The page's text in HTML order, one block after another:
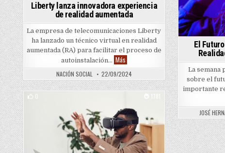
Liberty lanza innovadora experiencia
de realidad aumentada
La empresa de telecomunicaciones Liberty
ha lanzado un técnico virtual en realidad
aumentada (RA) para facilitar el proceso de
autoinstalación… MásLiberty lanza innovadora experiencia de
NACIÓN SOCIAL 22/09/2024
El
La semana
sobre el
importante
JOSÉ
0
1781